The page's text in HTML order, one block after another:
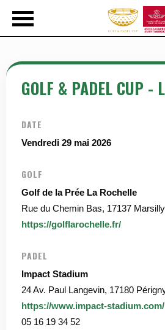
GOLF & PADEL CUP -
DATE
Vendredi 29 mai 2026
GOLF
Golf de la Prée La Rochelle
Rue du Chemin Bas, 17137 Marsilly
https://golflarochelle.fr/
PADEL
Impact Stadium
24 Av. Paul Langevin, 17180
https://www.impact-stadium.com/
05 16 19 34 52